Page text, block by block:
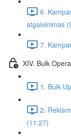
6.
atgaivinimas
7.
XIV. Bulk
1. Bulk
2.
(11:27)